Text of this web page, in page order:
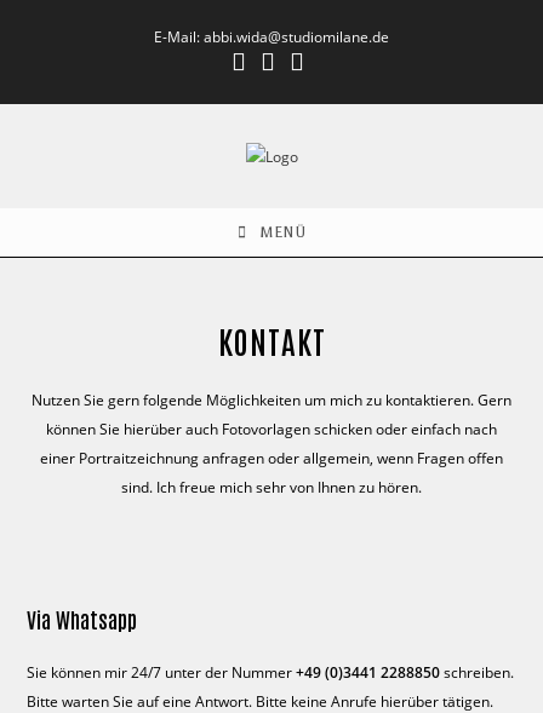
E-Mail: abbi.wida@studiomilane.de
MENÜ
KONTAKT
Nutzen Sie gern folgende Möglichkeiten um mich zu kontaktieren. Gern
können Sie hierüber auch Fotovorlagen schicken oder einfach nach
einer Portraitzeichnung anfragen oder allgemein, wenn Fragen offen
sind. Ich freue mich sehr von Ihnen zu hören.
Via Whatsapp
Sie können mir 24/7 unter der Nummer+49 (0)3441 2288850schreiben.
Bitte warten Sie auf eine Antwort. Bitte keine Anrufe hierüber tätigen.